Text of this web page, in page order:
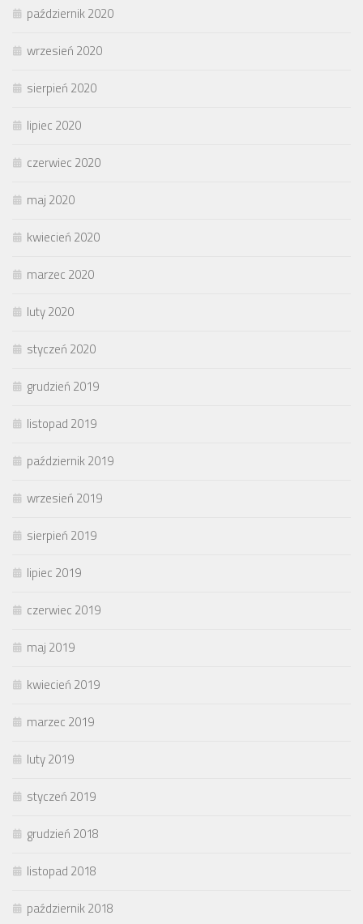
październik 2020
wrzesień 2020
sierpień 2020
lipiec 2020
czerwiec 2020
maj 2020
kwiecień 2020
marzec 2020
luty 2020
styczeń 2020
grudzień 2019
listopad 2019
październik 2019
wrzesień 2019
sierpień 2019
lipiec 2019
czerwiec 2019
maj 2019
kwiecień 2019
marzec 2019
luty 2019
styczeń 2019
grudzień 2018
listopad 2018
październik 2018